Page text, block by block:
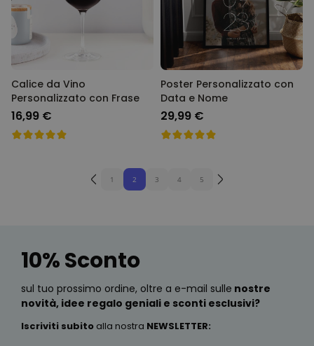
Calice da Vino
Personalizzato con Frase
16,99 €
Poster Personalizzato con
Data e Nome
29,99 €
1 2 3 4 5
10% Sconto
sul tuo prossimo ordine, oltre a e-mail sulle nostre
novità, idee regalo geniali e sconti esclusivi?
Iscriviti subito alla nostra NEWSLETTER: